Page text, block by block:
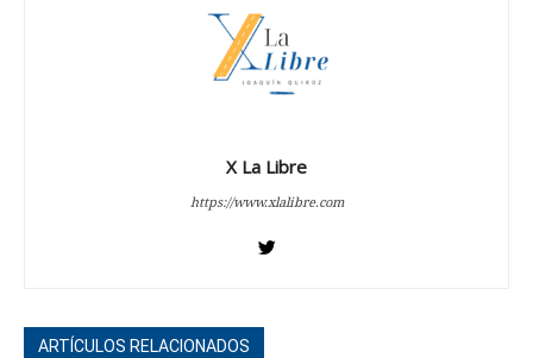
X La Libre
https://www.xlalibre.com
ARTÍCULOS RELACIONADOS